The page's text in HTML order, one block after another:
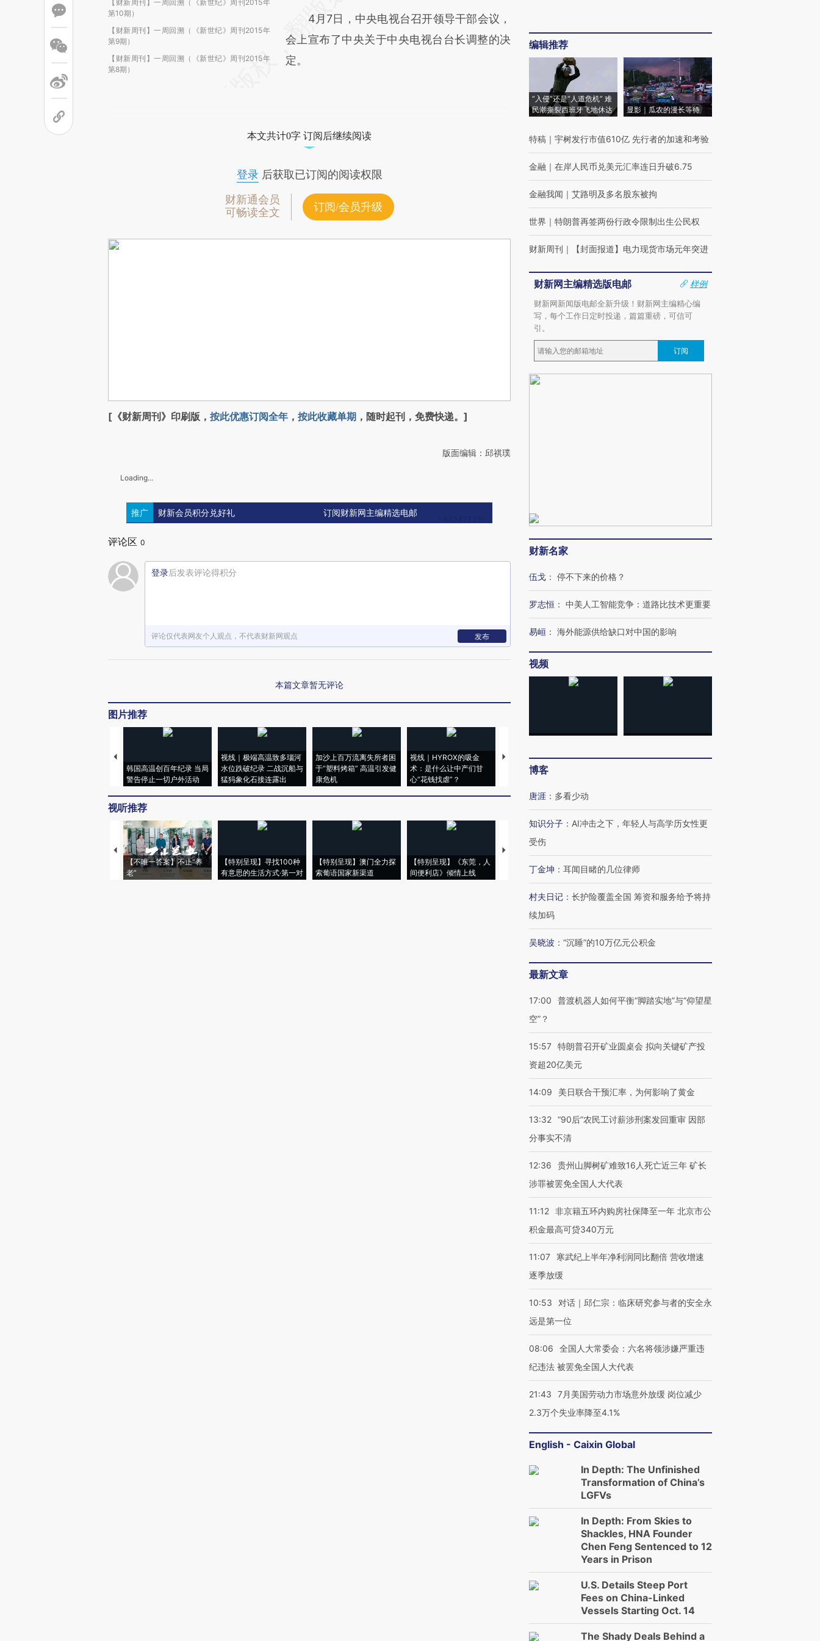
【财新周刊】一周回溯（《新世纪》周刊2015年
第10期）
【财新周刊】一周回溯（《新世纪》周刊2015年
第9期）
【财新周刊】一周回溯（《新世纪》周刊2015年
第8期）
4月7日，中央电视台召开领导干部会议，
会上宣布了中央关于中央电视台台长调整的决
定。
本文共计0字 订阅后继续阅读
登录后获取已订阅的阅读权限
财新通会员
可畅读全文
订阅/会员升级
[《财新周刊》印刷版， 按此优惠订阅全年 ， 按此收藏单期 ，随时起刊，免费快递。]
版面编辑：邱祺璞
Loading...
推广 财新会员积分兑好礼 订阅财新网主编精选电邮
评论区 0
登录后发表评论得积分
评论仅代表网友个人观点，不代表财新网观点 发布
本篇文章暂无评论
图片推荐
韩国高温创百年纪录 当局
警告停止一切户外活动
视线｜极端高温致多瑙河
水位跌破纪录 二战沉船与
猛犸象化石接连露出
加沙上百万流离失所者困
于“塑料烤箱” 高温引发健
康危机
视线｜HYROX的吸金
术：是什么让中产们甘
心“花钱找虐”？
马航飞行员跨国走私7万
粒摇头丸 尿检体内含3种
视线｜被称为“蟑螂”的印
视线｜“入侵”还是“人道危
视听推荐
【不唯一答案】不止“养
老”
【特别呈现】寻找100种
有意思的生活方式·第一对
【特别呈现】澳门全力探
索葡语国家新渠道
【特别呈现】《东莞，人
间便利店》倾情上线
【推广】走进第四届链博
有意思的生活方式·第三对
编辑推荐
“入侵”还是“人道危机” 难
民潮撕裂西班牙飞地休达
显影｜瓜农的漫长等待
特稿 ｜ 宇树发行市值610亿 先行者的加速和考验
金融 ｜ 在岸人民币兑美元汇率连日升破6.75
金融我闻 ｜ 艾路明及多名股东被拘
世界 ｜ 特朗普再签两份行政令限制出生公民权
财新周刊 ｜ 【封面报道】电力现货市场元年突进
财新网主编精选版电邮
样例
财新网新闻版电邮全新升级！财新网主编精心编
写，每个工作日定时投递，篇篇重磅，可信可
引。
订阅
财新名家
伍戈 ： 停不下来的价格？
罗志恒 ： 中美人工智能竞争：道路比技术更重要
易峘 ： 海外能源供给缺口对中国的影响
视频
博客
唐涯 ： 多看少动
知识分子 ： AI冲击之下，年轻人与高学历女性更
受伤
丁金坤 ： 耳闻目睹的几位律师
村夫日记 ： 长护险覆盖全国 筹资和服务给予将持
续加码
吴晓波 ： “沉睡”的10万亿元公积金
最新文章
17:00
普渡机器人如何平衡“脚踏实地”与“仰望星
空”？
15:57 特朗普召开矿业圆桌会 拟向关键矿产投
资超20亿美元
14:09 美日联合干预汇率，为何影响了黄金
13:32 “90后”农民工讨薪涉刑案发回重审 因部
分事实不清
12:36
贵州山脚树矿难致16人死亡近三年 矿长
涉罪被罢免全国人大代表
11:12 非京籍五环内购房社保降至一年 北京市公
积金最高可贷340万元
11:07
寒武纪上半年净利润同比翻倍 营收增速
逐季放缓
10:53
对话｜邱仁宗：临床研究参与者的安全永
远是第一位
08:06
全国人大常委会：六名将领涉嫌严重违
纪违法 被罢免全国人大代表
21:43
7月美国劳动力市场意外放缓 岗位减少
2.3万个失业率降至4.1%
English - Caixin Global
In Depth: The Unfinished
Transformation of China’s
LGFVs
In Depth: From Skies to
Shackles, HNA Founder
Chen Feng Sentenced to 12
Years in Prison
U.S. Details Steep Port
Fees on China-Linked
Vessels Starting Oct. 14
The Shady Deals Behind a